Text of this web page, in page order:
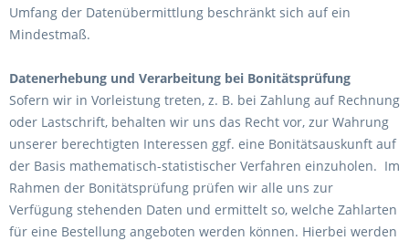
Umfang der Datenübermittlung beschränkt sich auf ein
Mindestmaß.
Datenerhebung und Verarbeitung bei Bonitätsprüfung
Sofern wir in Vorleistung treten, z. B. bei Zahlung auf Rechnung
oder Lastschrift, behalten wir uns das Recht vor, zur Wahrung
unserer berechtigten Interessen ggf. eine Bonitätsauskunft auf
der Basis mathematisch-statistischer Verfahren einzuholen. Im
Rahmen der Bonitätsprüfung prüfen wir alle uns zur
Verfügung stehenden Daten und ermittelt so, welche Zahlarten
für eine Bestellung angeboten werden können. Hierbei werden